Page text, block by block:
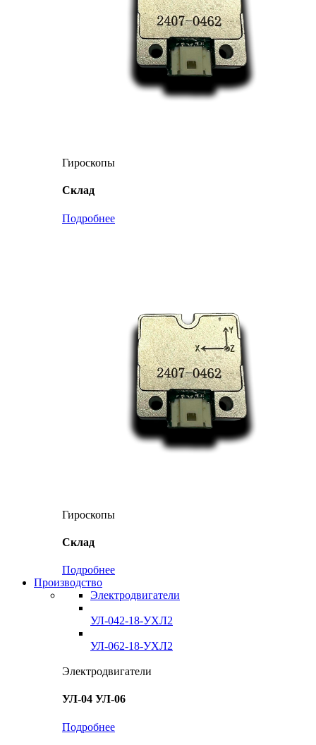
Гироскопы
Склад
Подробнее
Гироскопы
Склад
Подробнее
Производство
Электродвигатели
УЛ-042-18-УХЛ2
УЛ-062-18-УХЛ2
Электродвигатели
УЛ-04 УЛ-06
Подробнее